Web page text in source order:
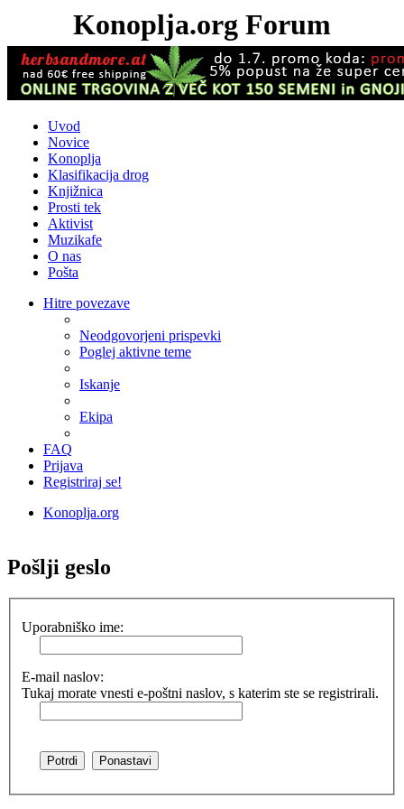
Konoplja.org Forum
Uvod
Novice
Konoplja
Klasifikacija drog
Knjižnica
Prosti tek
Aktivist
Muzikafe
O nas
Pošta
Hitre povezave
Neodgovorjeni prispevki
Poglej aktivne teme
Iskanje
Ekipa
FAQ
Prijava
Registriraj se!
Konoplja.org
Pošlji geslo
Uporabniško ime:
E-mail naslov:
Tukaj morate vnesti e-poštni naslov, s katerim ste se registrirali.